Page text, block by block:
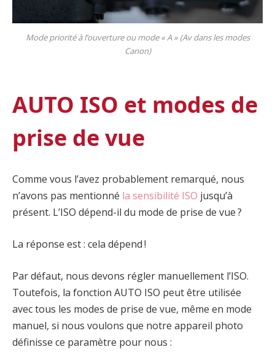
Mode priorité à l’ouverture ou mode « A » (Av dans les modes
Canon)
AUTO ISO et modes de
prise de vue
Comme vous l’avez probablement remarqué, nous
n’avons pas mentionné la sensibilité ISO jusqu’à
présent. L’ISO dépend-il du mode de prise de vue ?
La réponse est : cela dépend !
Par défaut, nous devons régler manuellement l’ISO.
Toutefois, la fonction AUTO ISO peut être utilisée
avec tous les modes de prise de vue, même en mode
manuel, si nous voulons que notre appareil photo
définisse ce paramètre pour nous :